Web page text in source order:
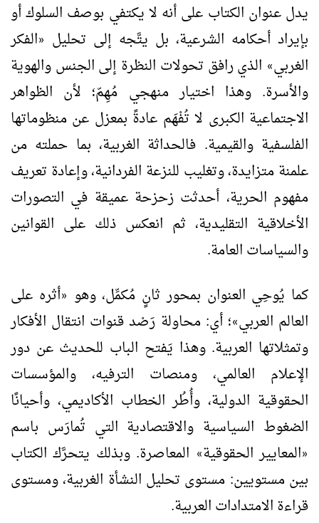
يدل عنوان الكتاب على أنه لا يكتفي بوصف السلوك أو
بإيراد أحكامه الشرعية، بل يتَّجه إلى تحليل
«الفكر
الغربي» الذي رافق تحولات النظرة إلى الجنس والهوية
والأسرة. وهذا اختيار منهجي مُهِمّ؛ لأن الظواهر
الاجتماعية الكبرى لا تُفْهَم عادةً بمعزل عن منظوماتها
الفلسفية والقيمية. فالحداثة الغربية، بما حملته من
علمنة متزايدة، وتغليب للنزعة الفردانية، وإعادة تعريف
مفهوم الحرية، أحدثت زحزحة عميقة في التصورات
الأخلاقية التقليدية، ثم انعكس ذلك على القوانين
والسياسات العامة.
كما يُوحِي العنوان بمحور ثانٍ مُكمِّل، وهو
«أثره على
العالم العربي»؛ أي: محاولة رَصْد قنوات انتقال الأفكار
وتمثلاتها العربية. وهذا يَفتح الباب للحديث عن دور
الإعلام العالمي، ومنصات الترفيه، والمؤسسات
الحقوقية الدولية، وأُطُر الخطاب الأكاديمي، وأحيانًا
الضغوط السياسية والاقتصادية التي تُمارَس باسم
«المعايير الحقوقية»
المعاصرة. وبذلك يتحرَّك الكتاب
بين مستويين: مستوى تحليل النشأة الغربية، ومستوى
قراءة الامتدادات العربية.